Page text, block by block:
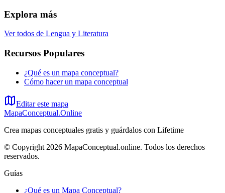
Explora más
Ver todos de Lengua y Literatura
Recursos Populares
¿Qué es un mapa conceptual?
Cómo hacer un mapa conceptual
Editar este mapa
MapaConceptual.Online
Crea mapas conceptuales gratis y guárdalos con Lifetime
© Copyright 2026 MapaConceptual.online. Todos los derechos
reservados.
Guías
¿Qué es un Mapa Conceptual?